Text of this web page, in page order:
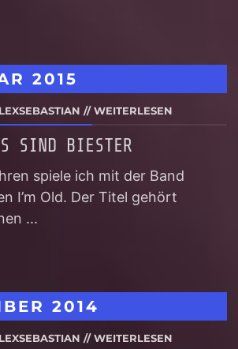
2015
//WEITERLESEN
SIND BIESTER
spiele ich mit der Band
I’m Old. Der Titel gehört
...
2014
//WEITERLESEN